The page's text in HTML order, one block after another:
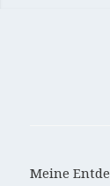
Meine